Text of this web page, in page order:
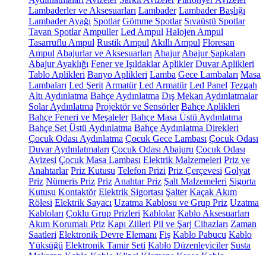
Lambaderler ve Aksesuarları Lambader Lambader Başlığı
Lambader Ayağı Spotlar Gömme Spotlar Sıvaüstü Spotlar
Tavan Spotlar Ampuller Led Ampul Halojen Ampul
Tasarruflu Ampul Rustik Ampul Akıllı Ampul Floresan
Ampul Abajurlar ve Aksesuarları Abajur Abajur Şapkaları
Abajur Ayaklığı Fener ve Işıldaklar Aplikler Duvar Aplikleri
Tablo Aplikleri Banyo Aplikleri Lamba Gece Lambaları Masa
Lambaları Led Şerit Armatür Led Armatür Led Panel Tezgah
Altı Aydınlatma Bahçe Aydınlatma Dış Mekan Aydınlatmalar
Solar Aydınlatma Projektör ve Sensörler Bahçe Aplikleri
Bahçe Feneri ve Meşaleler Bahçe Masa Üstü Aydınlatma
Bahçe Set Üstü Aydınlatma Bahçe Aydınlatma Direkleri
Çocuk Odası Aydınlatma Çocuk Gece Lambası Çocuk Odası
Duvar Aydınlatmaları Çocuk Odası Abajuru Çocuk Odası
Avizesi Çocuk Masa Lambası Elektrik Malzemeleri Priz ve
Anahtarlar Priz Kutusu Telefon Prizi Priz Çerçevesi Golyat
Priz Nümeris Priz Priz Anahtar Priz Şalt Malzemeleri Sigorta
Kutusu Kontaktör Elektrik Sigortası Şalter Kaçak Akım
Rölesi Elektrik Sayacı Uzatma Kablosu ve Grup Priz Uzatma
Kabloları Çoklu Grup Prizleri Kablolar Kablo Aksesuarları
Akım Korumalı Priz Kapı Zilleri Pil ve Şarj Cihazları Zaman
Saatleri Elektronik Devre Elemanı Fiş Kablo Pabucu Kablo
Yüksüğü Elektronik Tamir Seti Kablo Düzenleyiciler Susta